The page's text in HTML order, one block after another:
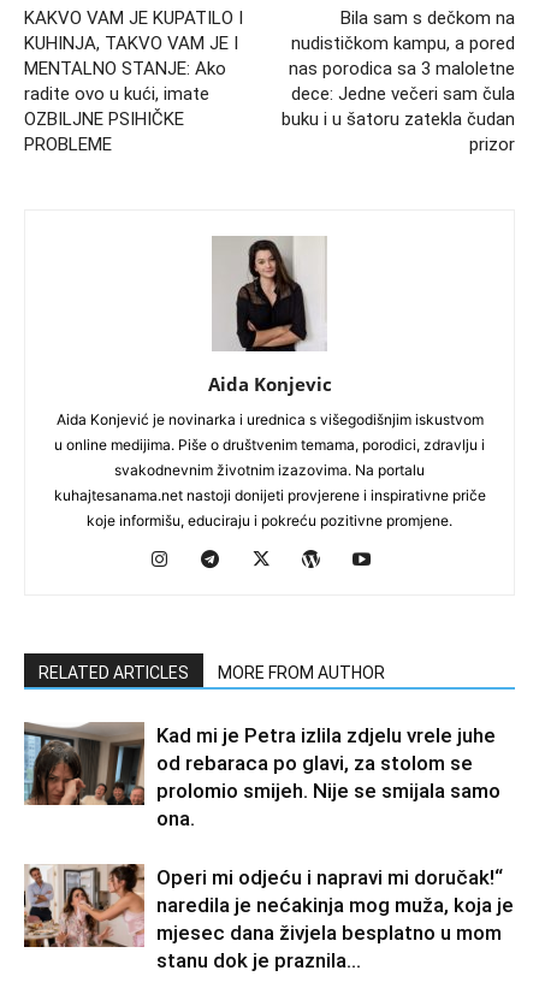
KAKVO VAM JE KUPATILO I
KUHINJA, TAKVO VAM JE I
MENTALNO STANJE: Ako
radite ovo u kući, imate
OZBILJNE PSIHIČKE
PROBLEME
Bila sam s dečkom na
nudističkom kampu, a pored
nas porodica sa 3 maloletne
dece: Jedne večeri sam čula
buku i u šatoru zatekla čudan
prizor
Aida Konjevic
Aida Konjević je novinarka i urednica s višegodišnjim iskustvom
u online medijima. Piše o društvenim temama, porodici, zdravlju i
svakodnevnim životnim izazovima. Na portalu
kuhajtesanama.net nastoji donijeti provjerene i inspirativne priče
koje informišu, educiraju i pokreću pozitivne promjene.
RELATED ARTICLES MORE FROM AUTHOR
Kad mi je Petra izlila zdjelu vrele juhe
od rebaraca po glavi, za stolom se
prolomio smijeh. Nije se smijala samo
ona.
Operi mi odjeću i napravi mi doručak!“
naredila je nećakinja mog muža, koja je
mjesec dana živjela besplatno u mom
stanu dok je praznila...